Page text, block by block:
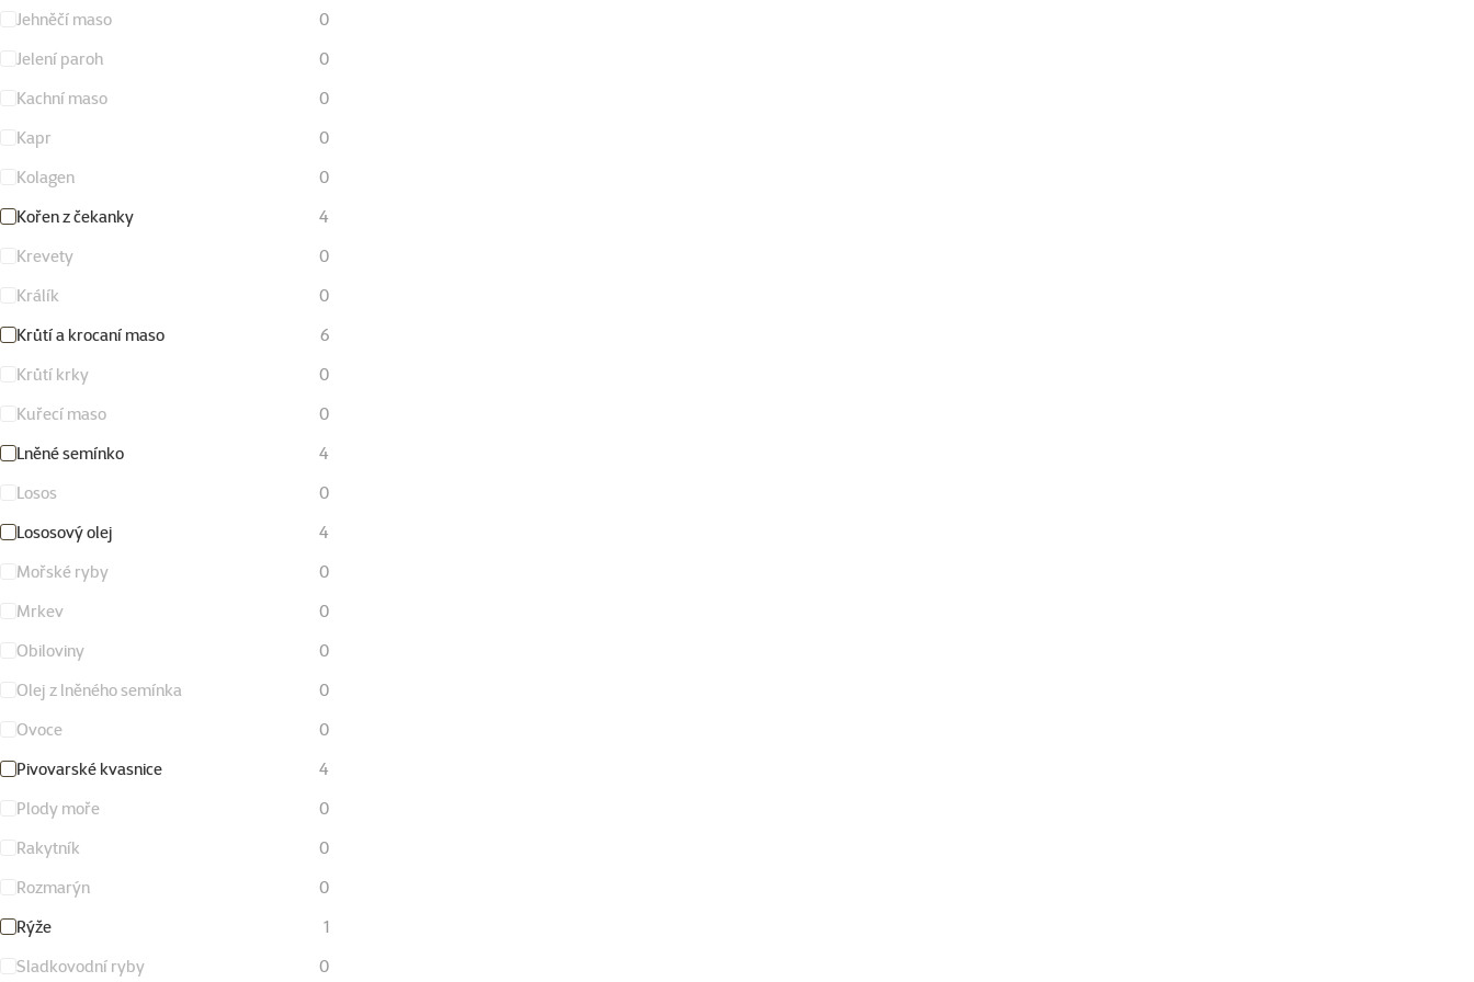
Jehněčí maso
0
Jelení paroh
0
Kachní maso
0
Kapr
0
Kolagen
0
Kořen z čekanky
4
Krevety
0
Králík
0
Krůtí a krocaní maso
6
Krůtí krky
0
Kuřecí maso
0
Lněné semínko
4
Losos
0
Lososový olej
4
Mořské ryby
0
Mrkev
0
Obiloviny
0
Olej z lněného semínka
0
Ovoce
0
Pivovarské kvasnice
4
Plody moře
0
Rakytník
0
Rozmarýn
0
Rýže
1
Sladkovodní ryby
0